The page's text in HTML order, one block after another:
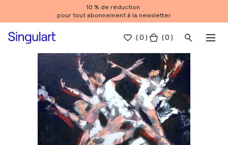
10 % de réduction
pour tout abonnement à la newsletter
(0 ) ( 0 )